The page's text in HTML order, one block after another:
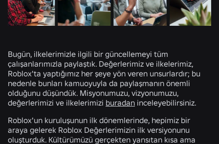
Bugün, ilkelerimizle ilgili bir güncellemeyi tüm
çalışanlarımızla paylaştık. Değerlerimiz ve ilkelerimiz,
Roblox'ta yaptığımız her şeye yön veren unsurlardır; bu
nedenle bunları kamuoyuyla da paylaşmanın önemli
olduğunu düşündük. Misyonumuzu, vizyonumuzu,
değerlerimizi ve ilkelerimizi buradan inceleyebilirsiniz.
Roblox'un kuruluşunun ilk dönemlerinde, hepimiz bir
araya gelerek Roblox Değerlerimizin ilk versiyonunu
oluşturduk. Kültürümüzü gerçekten yansıtan kısa ama